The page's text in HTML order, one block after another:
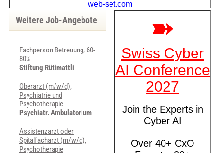
Weitere Job-Angebote
Fachperson Betreuung, 60-
80%
Stiftung Rütimattli
Oberarzt (m/w/d),
Psychiatrie und
Psychotherapie
Psychiatr. Ambulatorium
Assistenzarzt oder
Spitalfacharzt (m/w/d),
Psychotherapie